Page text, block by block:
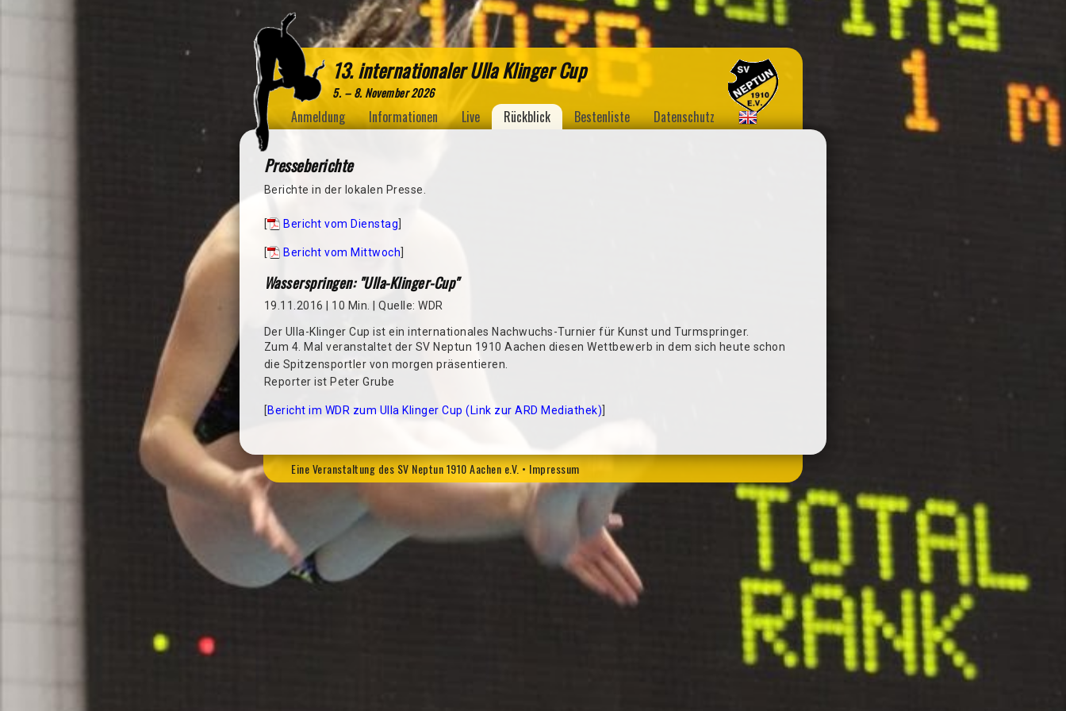
13. internationaler Ulla Klinger Cup
5. – 8. November 2026
Anmeldung Informationen Live Rückblick Bestenliste Datenschutz
Presseberichte
Berichte in der lokalen Presse.
[ Bericht vom Dienstag
[ Bericht vom Mittwoch
Wasserspringen: "Ulla-Klinger-Cup"
19.11.2016 | 10 Min. | Quelle: WDR
Der Ulla-Klinger Cup ist ein internationales Nachwuchs-Turnier für Kunst und Turmspringer.
Zum 4. Mal veranstaltet der SV Neptun 1910 Aachen diesen Wettbewerb in dem sich heute schon
die Spitzensportler von morgen präsentieren.
Reporter ist Peter Grube
[Bericht im WDR zum Ulla Klinger Cup (Link zur ARD Mediathek)
Eine Veranstaltung des SV Neptun 1910 Aachen e.V.•Impressum